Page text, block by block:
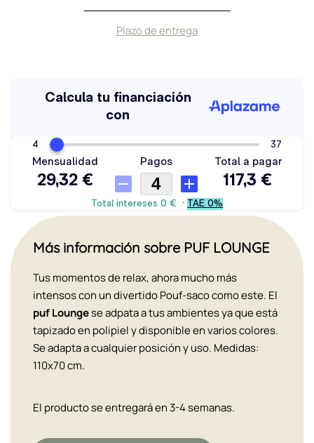
Plazo de entrega
Más información sobre PUF LOUNGE
Tus momentos de relax, ahora mucho más
intensos con un divertido Pouf-saco como este. El
puf Loungese adpata a tus ambientes ya que está
tapizado en polipiel y disponible en varios colores.
Se adapta a cualquier posición y uso. Medidas:
110x70 cm.
El producto se entregará en 3-4 semanas.